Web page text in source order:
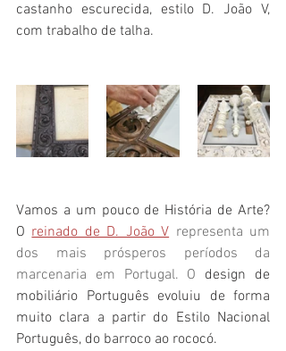
castanho escurecida, estilo D. João V,
com trabalho de talha.
Vamos a um pouco de História de Arte?
O reinado de D. João V representa um
dos mais prósperos períodos da
marcenaria em Portugal. O design de
mobiliário Português evoluiu de forma
muito clara a partir do Estilo Nacional
Português, do barroco ao rococó.